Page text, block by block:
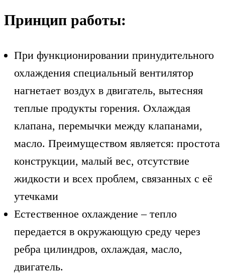
Принцип работы:
При функционировании принудительного
охлаждения специальный вентилятор
нагнетает воздух в двигатель, вытесняя
теплые продукты горения. Охлаждая
клапана, перемычки между клапанами,
масло. Преимуществом является: простота
конструкции, малый вес, отсутствие
жидкости и всех проблем, связанных с её
утечками
Естественное охлаждение – тепло
передается в окружающую среду через
ребра цилиндров, охлаждая, масло,
двигатель.